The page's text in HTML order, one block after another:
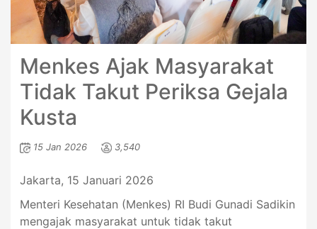
Menkes Ajak Masyarakat
Tidak Takut Periksa Gejala
Kusta
15 Jan 2026 3,540
Jakarta, 15 Januari 2026
Menteri Kesehatan (Menkes) RI Budi Gunadi Sadikin
mengajak masyarakat untuk tidak takut